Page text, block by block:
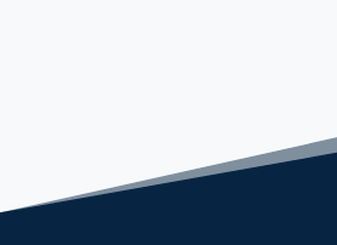
Freshman Seminar Sets Stage for